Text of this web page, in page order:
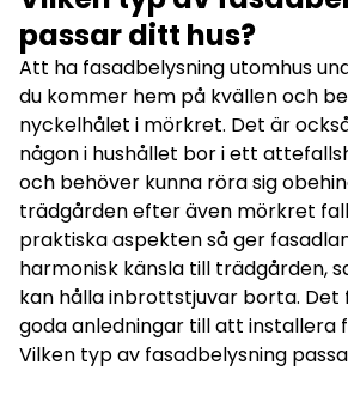
passar ditt hus?
Att ha fasadbelysning utomhus
du kommer hem på kvällen och
nyckelhålet i mörkret. Det är
någon i hushållet bor i ett
och behöver kunna röra sig
trädgården efter även mörkret
praktiska aspekten så ger
harmonisk känsla till trädgården,
kan hålla inbrottstjuvar borta. Det
goda anledningar till att installera
Vilken typ av fasadbelysning